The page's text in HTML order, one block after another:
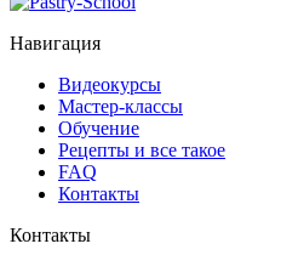
Навигация
Видеокурсы
Мастер-классы
Обучение
Рецепты и все такое
FAQ
Контакты
Контакты